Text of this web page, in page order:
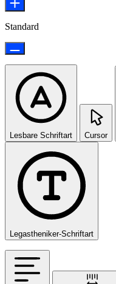
Standard
Lesbare Schriftart Cursor
Legastheniker-Schriftart